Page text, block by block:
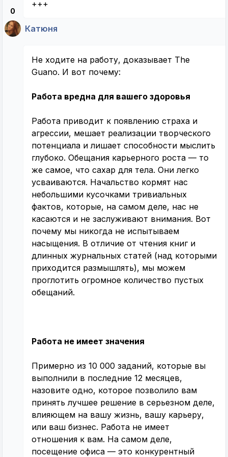
0
+++
Катюня
Не ходите на работу, доказывает The
Guano. И вот почему:
Работа вредна для вашего здоровья
Работа приводит к появлению страха и
агрессии, мешает реализации творческого
потенциала и лишает способности мыслить
глубоко. Обещания карьерного роста — то
же самое, что сахар для тела. Они легко
усваиваются. Начальство кормят нас
небольшими кусочками тривиальных
фактов, которые, на самом деле, нас не
касаются и не заслуживают внимания. Вот
почему мы никогда не испытываем
насыщения. В отличие от чтения книг и
длинных журнальных статей (над которыми
приходится размышлять), мы можем
проглотить огромное количество пустых
обещаний.
Работа не имеет значения
Примерно из 10 000 заданий, которые вы
выполнили в последние 12 месяцев,
назовите одно, которое позволило вам
принять лучшее решение в серьезном деле,
влияющем на вашу жизнь, вашу карьеру,
или ваш бизнес. Работа не имеет
отношения к вам. На самом деле,
посещение офиса — это конкурентный